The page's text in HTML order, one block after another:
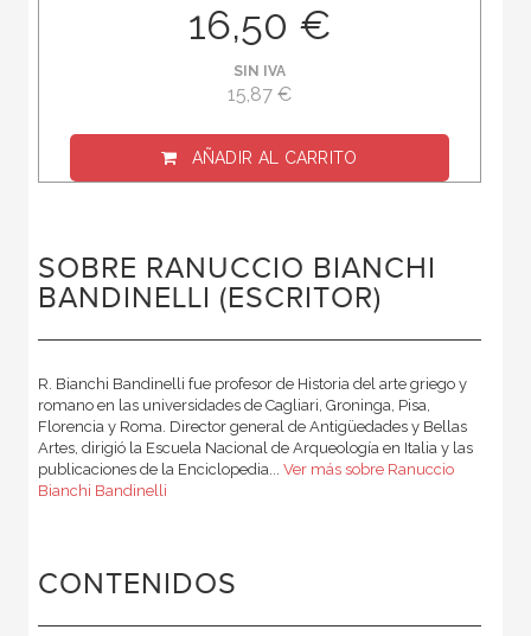
16,50 €
SIN IVA
15,87 €
AÑADIR AL CARRITO
SOBRE RANUCCIO BIANCHI
BANDINELLI (ESCRITOR)
R. Bianchi Bandinelli fue profesor de Historia del arte griego y
romano en las universidades de Cagliari, Groninga, Pisa,
Florencia y Roma. Director general de Antigüedades y Bellas
Artes, dirigió la Escuela Nacional de Arqueología en Italia y las
publicaciones de la Enciclopedia... Ver más sobre Ranuccio
Bianchi Bandinelli
CONTENIDOS